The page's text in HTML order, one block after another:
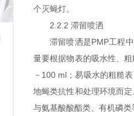
个灭蝇灯。
2.2.2 滞留喷洒
滞留喷洒是PMP工程
量要根据物表的吸水性、
－100 ml；易吸水的粗糙
地蝇类抗性和处理环境而
与氨基酸酸酯类、有机磷